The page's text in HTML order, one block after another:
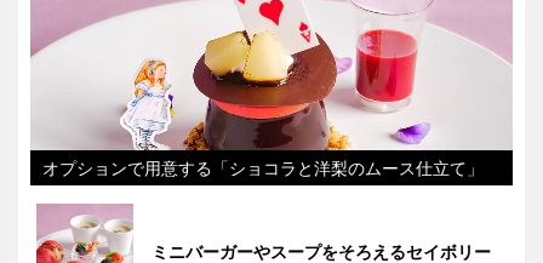
オプションで用意する「ショコラと洋梨のムース仕立て」
ミニバーガーやスープをそろえるセイボリー